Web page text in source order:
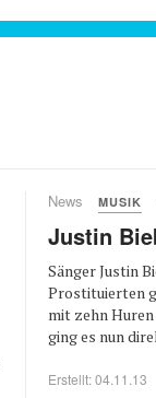
News MUSIK
Justin
Sänger Justin
Prostituierten
mit zehn
ging es nun
Erstellt: 04.11.13